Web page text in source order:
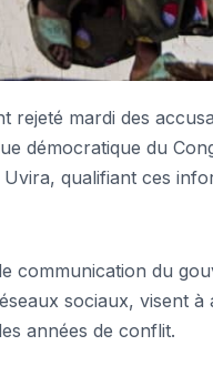
mardi des
démocratique du
qualifiant ces
communication du
sociaux, visent à
années de conflit.